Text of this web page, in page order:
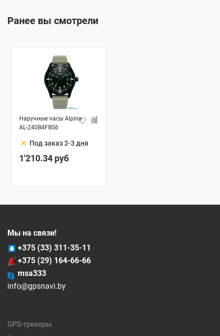
Ранее вы смотрели
Наручные часы Alpina
AL-240B4FBS6
clear Под заказ 2-3 дня
1'210.34 руб
Мы на связи!
+375 (33) 311-35-11
+375 (29) 164-66-66
msa333
info@gpsnavi.by
GPS-трекеры